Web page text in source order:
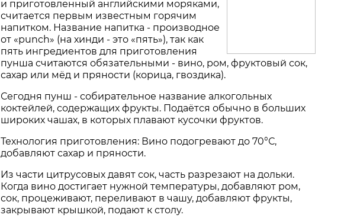
и приготовленный английскими моряками,
считается первым известным горячим
напитком. Название напитка - производное
от «рunch» (на хинди - это «пять»), так как
пять ингредиентов для приготовления
пунша считаются обязательными - вино, ром, фруктовый сок,
сахар или мёд и пряности (корица, гвоздика).
Сегодня пунш - собирательное название алкогольных
коктейлей, содержащих фрукты. Подаётся обычно в больших
широких чашах, в которых плавают кусочки фруктов.
Технология приготовления: Вино подогревают до 70°С,
добавляют сахар и пряности.
Из части цитрусовых давят сок, часть разрезают на дольки.
Когда вино достигает нужной температуры, добавляют ром,
сок, процеживают, переливают в чашу, добавляют фрукты,
закрывают крышкой, подают к столу.